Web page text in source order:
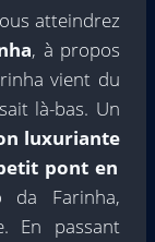
atteindrez
, à propos
vient du
là-bas. Un
luxuriante
pont en
da Farinha,
En passant